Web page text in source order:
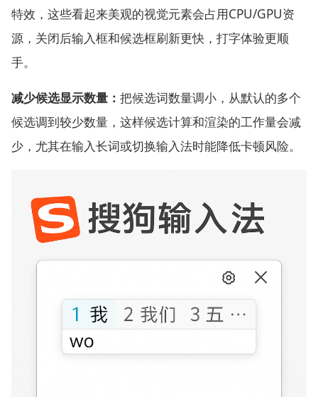
特效，这些看起来美观的视觉元素会占用CPU/GPU资
源，关闭后输入框和候选框刷新更快，打字体验更顺
手。
减少候选显示数量： 把候选词数量调小，从默认的多个
候选调到较少数量，这样候选计算和渲染的工作量会减
少，尤其在输入长词或切换输入法时能降低卡顿风险。